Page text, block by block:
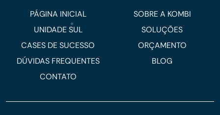
PÁGINA INICIAL
SOBRE A KOMBI
UNIDADE SUL
SOLUÇÕES
CASES DE SUCESSO
ORÇAMENTO
DÚVIDAS FREQUENTES
BLOG
CONTATO